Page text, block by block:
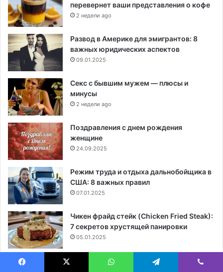
перевернет ваши представления о кофе
2 недели ago
Развод в Америке для эмигрантов: 8
важных юридических аспектов
09.01.2025
Секс с бывшим мужем — плюсы и
минусы
2 недели ago
Поздравления с днем рождения
женщине
24.09.2025
Режим труда и отдыха дальнобойщика в
США: 8 важных правил
07.01.2025
Чикен фрайд стейк (Chicken Fried Steak):
7 секретов хрустящей панировки
05.01.2025
Маникюр 2026: идеи и лучшие решения